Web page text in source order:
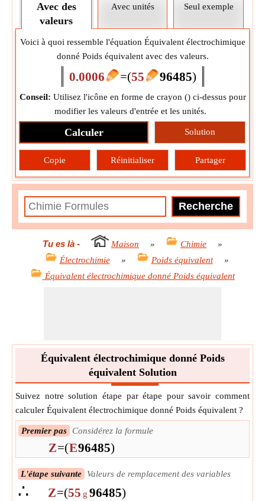
Avec des
valeurs
Avec unités Seul exemple
Voici à quoi ressemble l'équation Équivalent électrochimique
donné Poids équivalent avec des valeurs.
0.0006 =(55 96485)
Conseil: Utilisez l'icône en forme de crayon () ci-dessus pour
modifier les valeurs d'entrée et les unités.
Calculer Solution
Copie Réinitialiser Partager
Tu es là - Maison » Chimie
»
Électrochimie
» Poids équivalent
»
Équivalent électrochimique donné Poids équivalent
Équivalent électrochimique donné Poids
équivalent Solution
Suivez notre solution étape par étape pour savoir comment
calculer Équivalent électrochimique donné Poids équivalent ?
Premier pas Considérez la formule
Z=(E96485)
L'étape suivante Valeurs de remplacement des variables
∴ Z=(55 g 96485)